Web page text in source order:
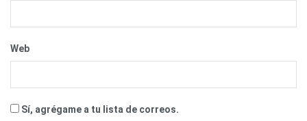
Web
Sí, agrégame a tu lista de correos.